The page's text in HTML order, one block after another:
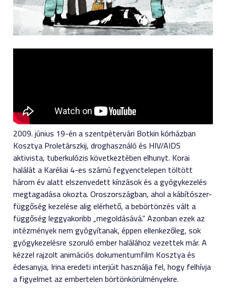
2009. június 19-én a szentpétervári Botkin kórházban
Kosztya Proletárszkij, droghasználó és HIV/AIDS
aktivista, tuberkulózis következtében elhunyt. Korai
halálát a Karéliai 4-es számú fegyenctelepen töltött
három év alatt elszenvedett kínzások és a gyógykezelés
megtagadása okozta. Oroszországban, ahol a kábítószer-
függőség kezelése alig elérhető, a bebörtönzés vált a
függőség leggyakoribb „megoldásává.” Azonban ezek az
intézmények nem gyógyítanak, éppen ellenkezőleg, sok
gyógykezelésre szoruló ember halálához vezettek már. A
kézzel rajzolt animációs dokumentumfilm Kosztya és
édesanyja, Irina eredeti interjúit használja fel, hogy felhívja
a figyelmet az embertelen börtönkörülményekre.